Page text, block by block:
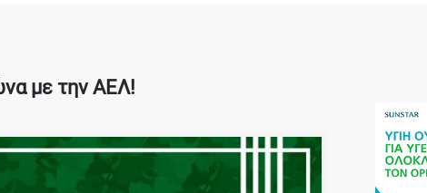
με την ΑΕΛ!